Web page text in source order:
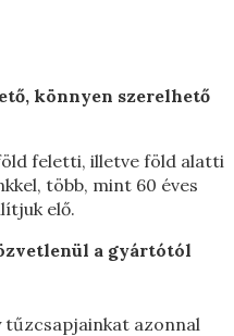
560 mm
könnyen szerelhető
feletti, illetve föld alatti
több, mint 60 éves
elő.
a gyártótól
azonnal